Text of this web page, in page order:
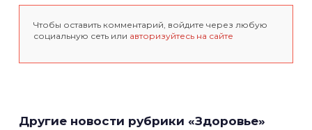
Чтобы оставить комментарий, войдите через любую
социальную сеть или авторизуйтесь на сайте
Другие новости рубрики «Здоровье»